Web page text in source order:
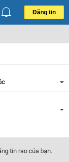
Đăng tin
tin rao của bạn.